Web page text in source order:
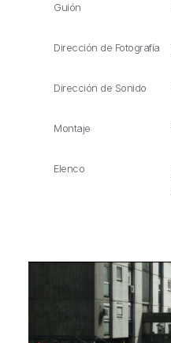
Guión
Dirección de Fotografía
Dirección de Sonido
Montaje
Elenco